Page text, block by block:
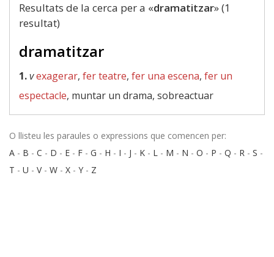
Resultats de la cerca per a «dramatitzar» (1
resultat)
dramatitzar
1.vexagerar, fer teatre, fer una escena, fer un
espectacle, muntar un drama, sobreactuar
O llisteu les paraules o expressions que comencen per:
A - B - C - D - E - F - G - H - I - J - K - L - M - N - O - P - Q - R - S -
T - U - V- W - X - Y - Z